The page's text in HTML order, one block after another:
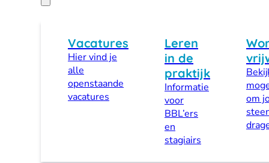
Vacatures
Hier vind je
alle
openstaande
vacatures
Leren
in de
praktijk
Informatie
voor
BBL’ers
en
stagiairs
om